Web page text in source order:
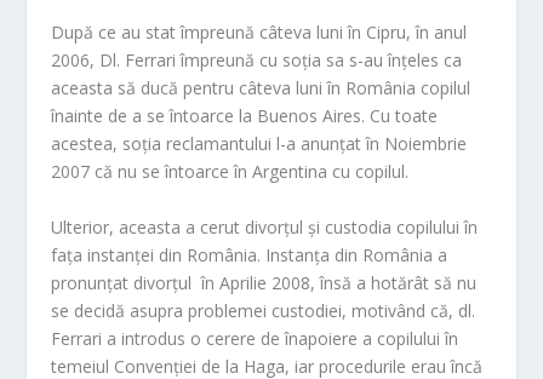
După ce au stat împreună câteva luni în Cipru, în anul
2006, Dl. Ferrari împreună cu soţia sa s-au înţeles ca
aceasta să ducă pentru câteva luni în România copilul
înainte de a se întoarce la Buenos Aires. Cu toate
acestea, soţia reclamantului l-a anunţat în Noiembrie
2007 că nu se întoarce în Argentina cu copilul.
Ulterior, aceasta a cerut divorţul şi custodia copilului în
faţa instanţei din România. Instanţa din România a
pronunţat divorţul în Aprilie 2008, însă a hotărât să nu
se decidă asupra problemei custodiei, motivând că, dl.
Ferrari a introdus o cerere de înapoiere a copilului în
temeiul Convenţiei de la Haga, iar procedurile erau încă